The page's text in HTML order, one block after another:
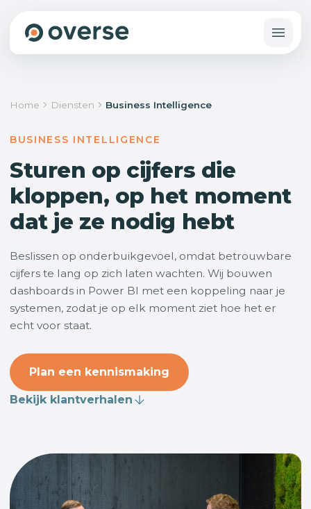
Home Diensten Business Intelligence
BUSINESS INTELLIGENCE
Sturen op cijfers die
kloppen, op het moment
dat je ze nodig hebt
Beslissen op onderbuikgevoel, omdat betrouwbare
cijfers te lang op zich laten wachten. Wij bouwen
dashboards in Power BI met een koppeling naar je
systemen, zodat je op elk moment ziet hoe het er
echt voor staat.
Plan een kennismaking
Bekijk klantverhalen